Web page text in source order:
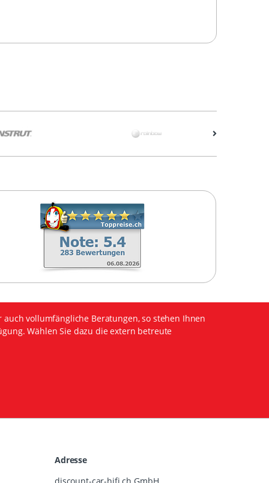
vollumfängliche Beratungen, so stehen Ihnen
Wählen Sie dazu die extern betreute
Adresse
discount-car-hifi.ch GmbH